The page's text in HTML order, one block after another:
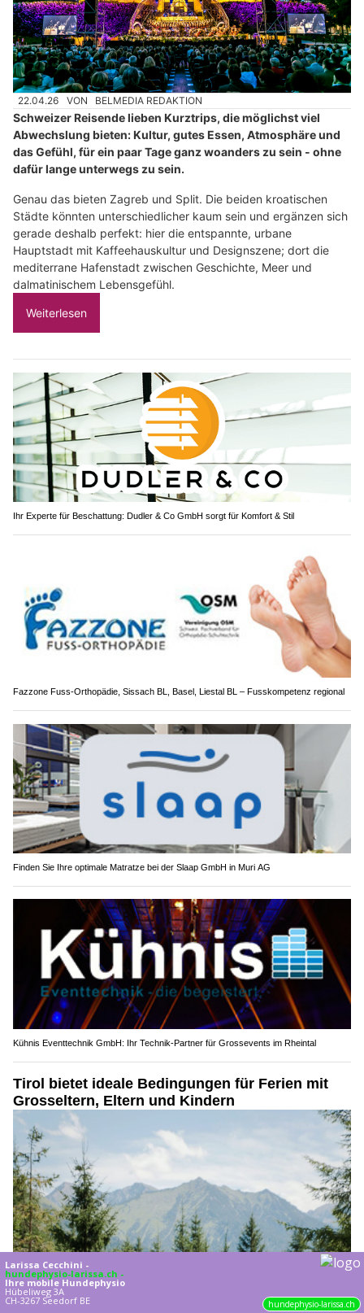
22.04.26 VON BELMEDIA REDAKTION
Schweizer Reisende lieben Kurztrips, die möglichst viel
Abwechslung bieten: Kultur, gutes Essen, Atmosphäre und
das Gefühl, für ein paar Tage ganz woanders zu sein - ohne
dafür lange unterwegs zu sein.
Genau das bieten Zagreb und Split. Die beiden kroatischen
Städte könnten unterschiedlicher kaum sein und ergänzen sich
gerade deshalb perfekt: hier die entspannte, urbane
Hauptstadt mit Kaffeehauskultur und Designszene; dort die
mediterrane Hafenstadt zwischen Geschichte, Meer und
dalmatinischem Lebensgefühl.
Weiterlesen
Ihr Experte für Beschattung: Dudler & Co GmbH sorgt für Komfort & Stil
Fazzone Fuss-Orthopädie, Sissach BL, Basel, Liestal BL – Fusskompetenz regional
Finden Sie Ihre optimale Matratze bei der Slaap GmbH in Muri AG
Kühnis Eventtechnik GmbH: Ihr Technik-Partner für Grossevents im Rheintal
Tirol bietet ideale Bedingungen für Ferien mit
Grosseltern, Eltern und Kindern